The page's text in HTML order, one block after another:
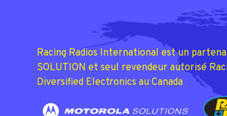
Racing Radios International est un
SOLUTION et seul revendeur autorisé
Diversified Electronics au Canada